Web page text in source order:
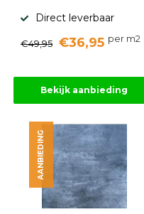
Onlinebestrating.nl
9.1
gebaseerd
Direct leverbaar
€49,95 €36,95 per m2
Bekijk aanbieding
AANBIEDING